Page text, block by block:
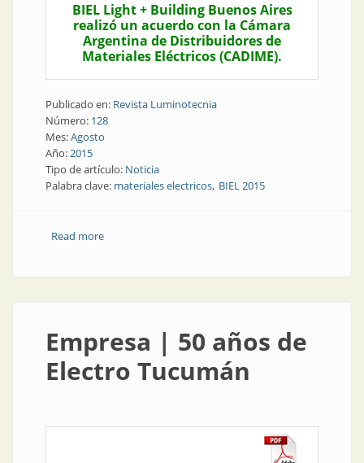
BIEL Light + Building Buenos Aires
realizó un acuerdo con la Cámara
Argentina de Distribuidores de
Materiales Eléctricos (CADIME).
Publicado en: Revista Luminotecnia
Número: 128
Mes:Agosto
Año:2015
Tipo de artículo: Noticia
Palabra clave: materiales electricos BIEL 2015
Read moreabout Noticia | Encuentro de distribuidores en BIEL
Empresa | 50 años de
Electro Tucumán